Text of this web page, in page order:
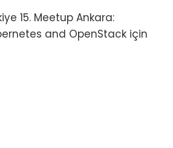
15. Meetup Ankara:
and OpenStack için